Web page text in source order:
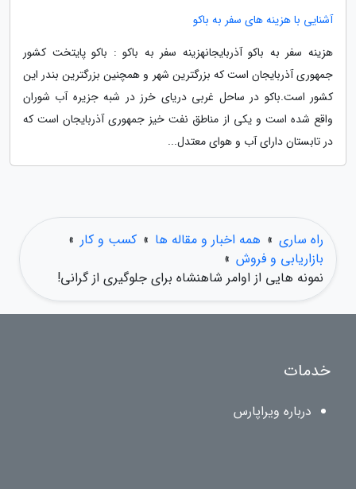
آشنایی با هزینه های سفر به باکو
هزینه سفر به باکو آذربایجانهزینه سفر به باکو : باکو پایتخت کشور
جمهوری آذربایجان است که بزرگترین شهر و همچنین بزرگترین بندر این
کشور است.باکو در ساحل غربی دریای خرز در شبه جزیره آب شوران
واقع شده است و یکی از مناطق نفت خیز جمهوری آذربایجان است که
در تابستان دارای آب و هوای معتدل...
راه ساری » همه اخبار و مقاله ها » کسب و کار »
بازاریابی و فروش »
نمونه هایی از اوامر شاهنشاه برای جلوگیری از گرانی!
خدمات
درباره ویراپارس